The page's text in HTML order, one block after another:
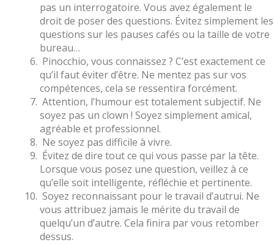
pas un interrogatoire. Vous avez également le
droit de poser des questions. Évitez simplement les
questions sur les pauses cafés ou la taille de votre
bureau…
Pinocchio, vous connaissez ? C’est exactement ce
qu’il faut éviter d’être. Ne mentez pas sur vos
compétences, cela se ressentira forcément.
Attention, l’humour est totalement subjectif. Ne
soyez pas un clown ! Soyez simplement amical,
agréable et professionnel.
Ne soyez pas difficile à vivre.
Évitez de dire tout ce qui vous passe par la tête.
Lorsque vous posez une question, veillez à ce
qu’elle soit intelligente, réfléchie et pertinente.
Soyez reconnaissant pour le travail d’autrui. Ne
vous attribuez jamais le mérite du travail de
quelqu’un d’autre. Cela finira par vous retomber
dessus.